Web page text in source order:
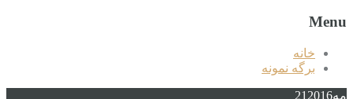
Menu
خانه
برگه نمونه
مه 21 2016